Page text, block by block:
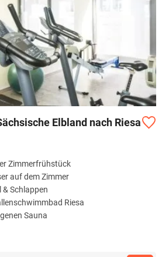
Elbland nach Riesa
Zimmerfrühstück
auf dem Zimmer
Schlappen
Riesa
Sauna